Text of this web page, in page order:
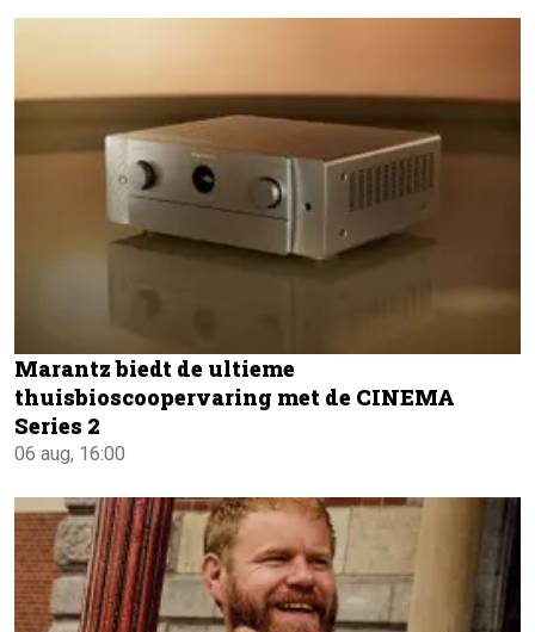
Marantz biedt de ultieme
thuisbioscoopervaring met de CINEMA
Series 2
06 aug, 16:00